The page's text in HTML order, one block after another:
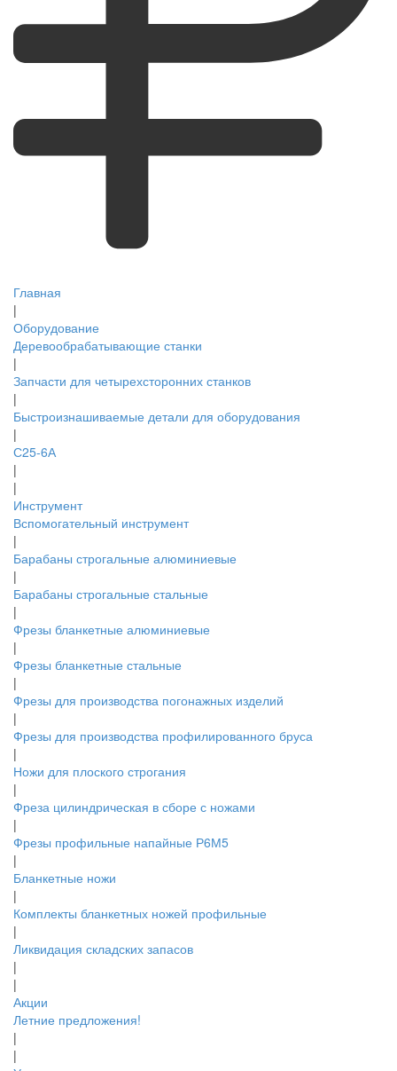
Главная
|
Оборудование
Деревообрабатывающие станки
|
Запчасти для четырехсторонних станков
|
Быстроизнашиваемые детали для оборудования
|
С25-6А
|
|
Инструмент
Вспомогательный инструмент
|
Барабаны строгальные алюминиевые
|
Барабаны строгальные стальные
|
Фрезы бланкетные алюминиевые
|
Фрезы бланкетные стальные
|
Фрезы для производства погонажных изделий
|
Фрезы для производства профилированного бруса
|
Ножи для плоского строгания
|
Фреза цилиндрическая в сборе с ножами
|
Фрезы профильные напайные Р6М5
|
Бланкетные ножи
|
Комплекты бланкетных ножей профильные
|
Ликвидация складских запасов
|
|
Акции
Летние предложения!
|
|